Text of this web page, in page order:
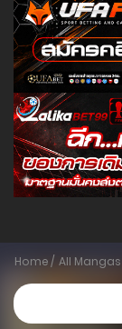
Home All Mangas